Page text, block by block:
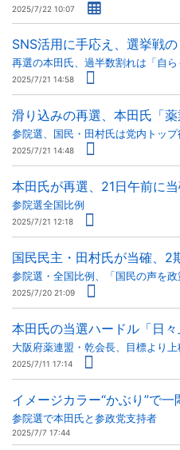
2025/7/22 10:07
SNS活用に手応え、選挙戦
再選の本田氏、過半数割れは「自ら
2025/7/21 14:58
滑り込みの再選、本田氏「薬
参院選、国民・田村氏は党内トップ
2025/7/21 14:48
本田氏が再選、21日午前に
参院選全国比例
2025/7/21 12:18
国民民主・田村氏が当確、2
参院選・全国比例、「国民の声を政
2025/7/20 21:09
本田氏の当選ハードル「日々
大阪府薬連盟・乾会長、目標より
2025/7/11 17:14
イメージカラー“かぶり”で一
参院選で本田氏と参政党支持者
2025/7/7 17:44